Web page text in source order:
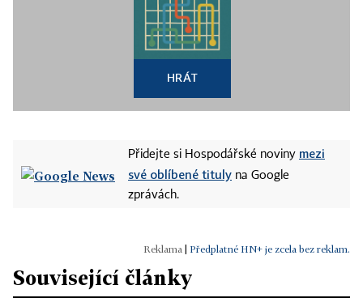
HRÁT
Přidejte si Hospodářské noviny mezi
své oblíbené tituly na Google
zprávách.
Předplatné HN+ je zcela bez reklam.
Související články